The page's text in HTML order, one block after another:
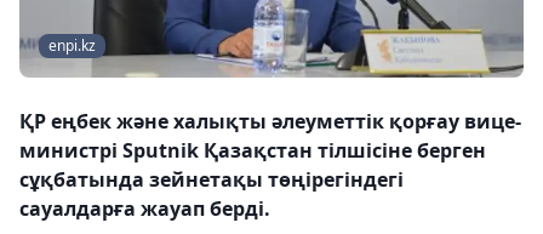
enpi.kz
ҚР еңбек және халықты әлеуметтік қорғау вице-
министрі Sputnik Қазақстан тілшісіне берген
сұқбатында зейнетақы төңірегіндегі
сауалдарға жауап берді.